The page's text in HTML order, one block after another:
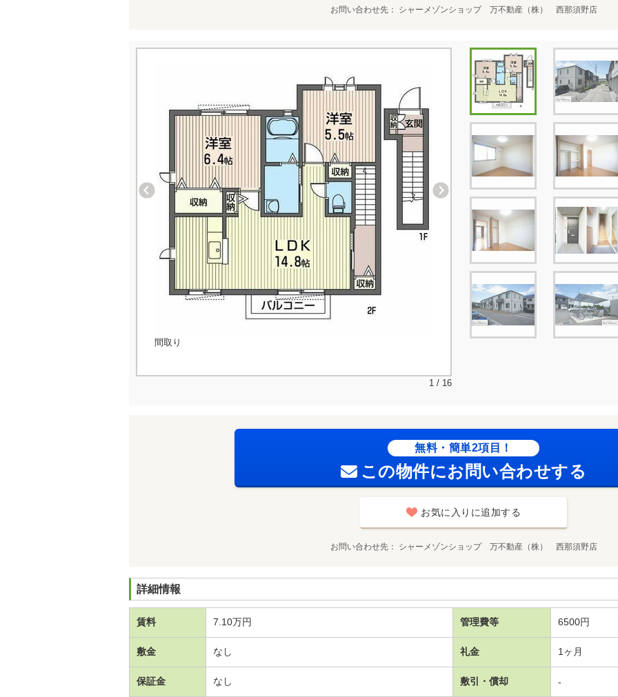
お問い合わせ先 シャーメゾンショップ 万不動産（株） 西那須野店
間取り
1 / 16
無料・簡単2項目！
この物件にお問い合わせする
お気に入りに追加する
お問い合わせ先 シャーメゾンショップ 万不動産（株） 西那須野店
詳細情報
賃料 7.10万円 管理費等 6500円
敷金 なし 礼金 1ヶ月
保証金 なし 敷引・償却 -